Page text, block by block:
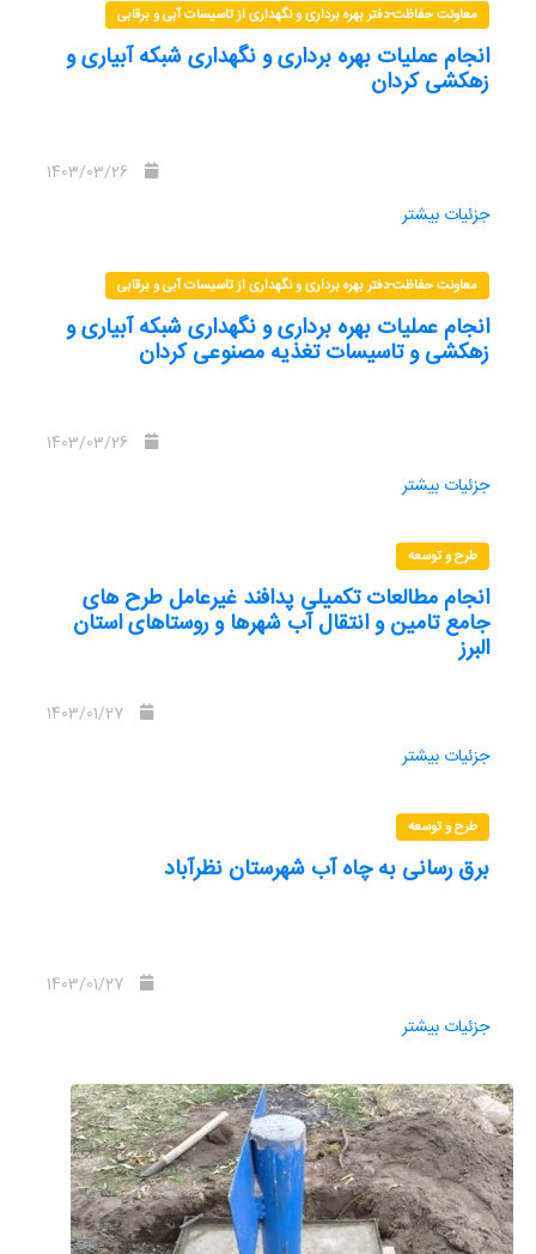
معاونت حفاظت-دفتر بهره برداری و نگهداری از تاسیسات آبی و برقابی
انجام عملیات بهره برداری و نگهداری شبکه آبیاری و
زهکشی کردان
جزئیات بیشتر
معاونت حفاظت-دفتر بهره برداری و نگهداری از تاسیسات آبی و برقابی
انجام عملیات بهره برداری و نگهداری شبکه آبیاری و
زهکشی و تاسیسات تغذیه مصنوعی کردان
جزئیات بیشتر
طرح و توسعه
انجام مطالعات تکمیلی پدافند غیرعامل طرح های
جامع تامین و انتقال آب شهرها و روستاهای استان
البرز
جزئیات بیشتر
طرح و توسعه
برق رسانی به چاه آب شهرستان نظرآباد
جزئیات بیشتر